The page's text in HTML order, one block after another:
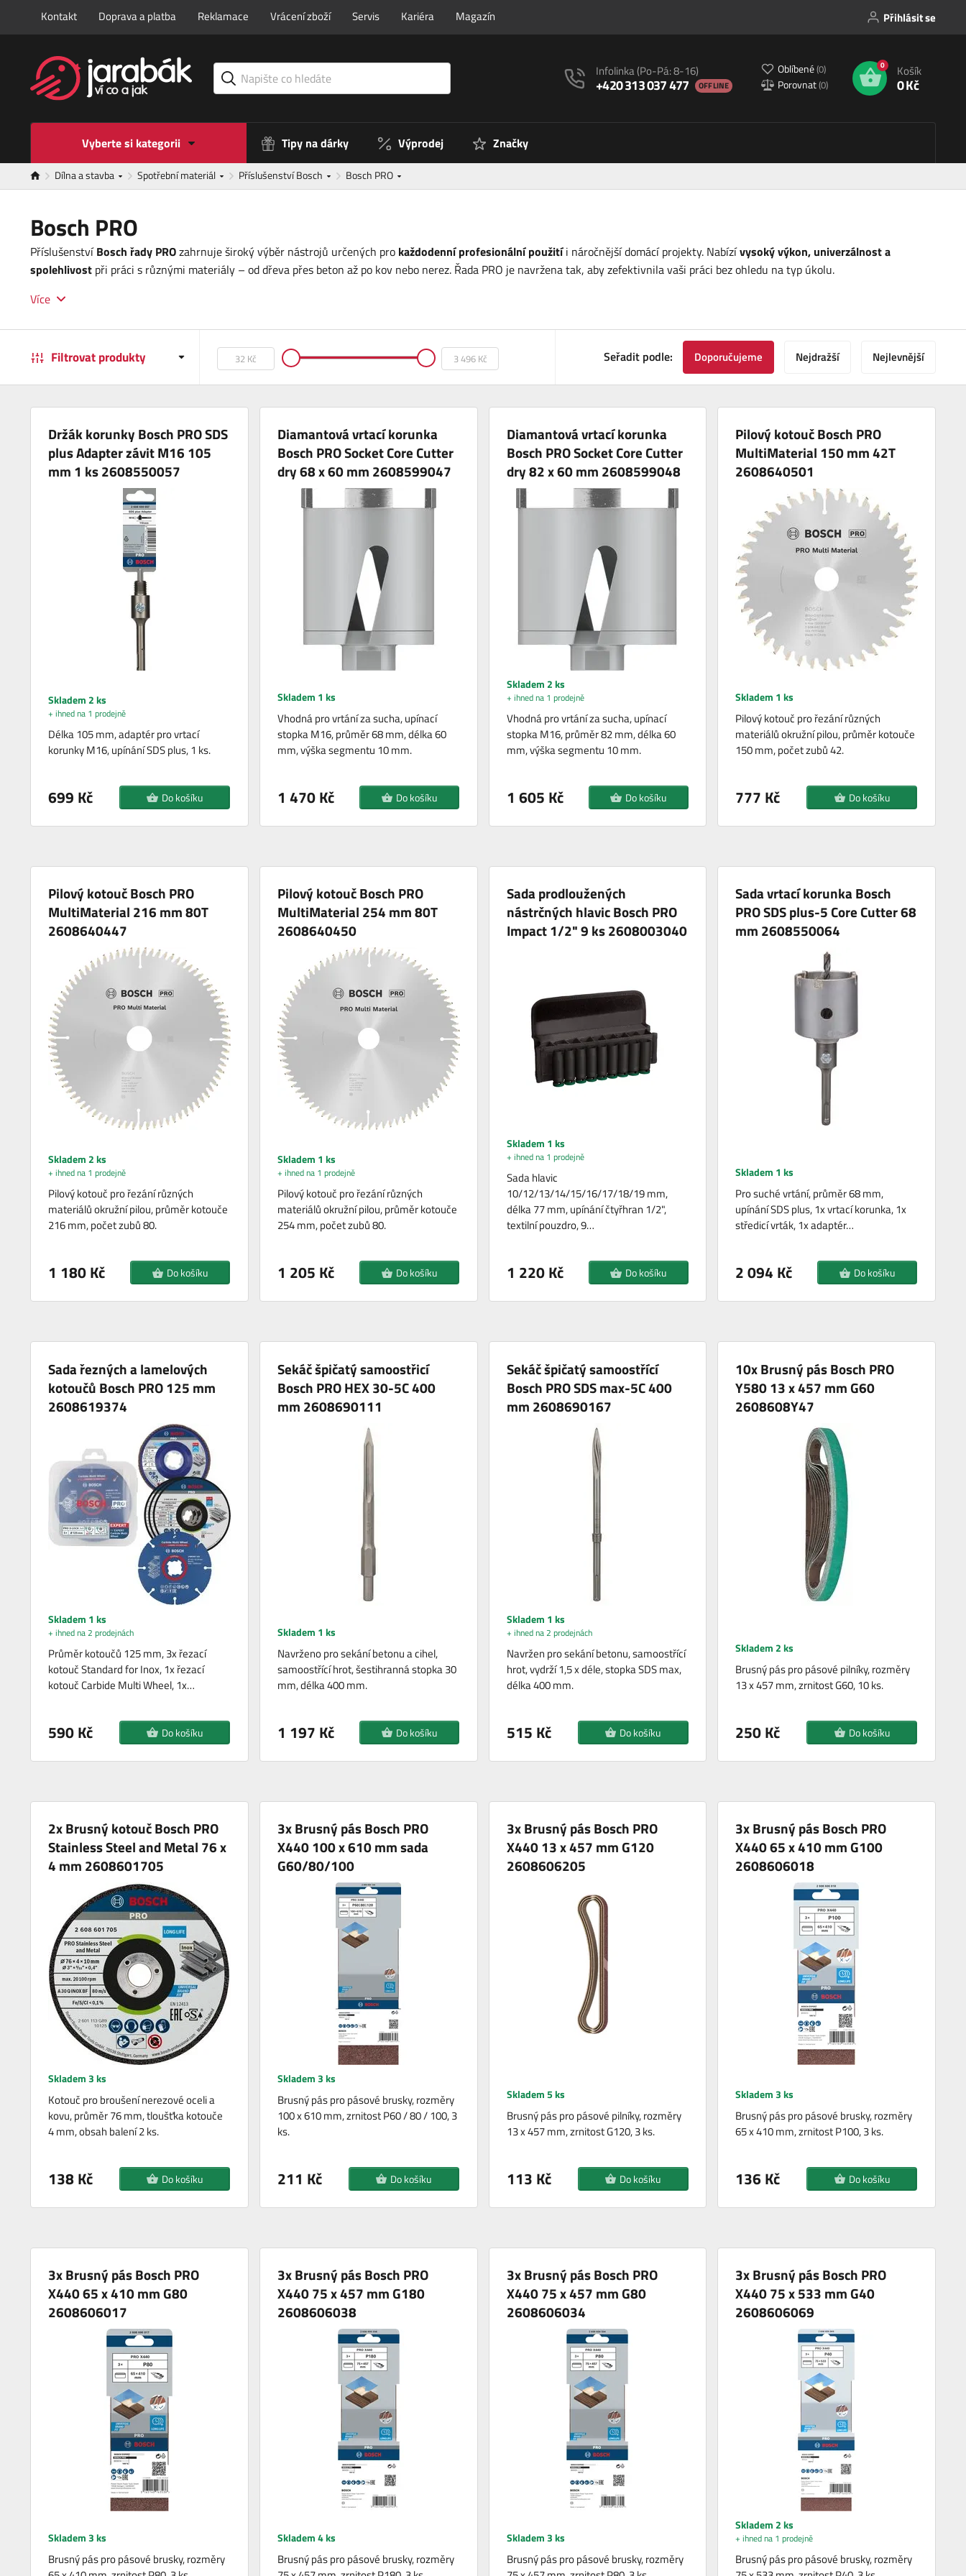
Kontakt Doprava a platba Reklamace Vrácení zboží Servis Kariéra Magazín Přihlásit se
Infolinka(Po-Pá: 8-16)
+420 313 037 477 OFFLINE
Oblíbené(0)
Porovnat(0)
0 Košík
0 Kč
Vyberte si kategorii Tipy na dárky Výprodej Značky
Dílna a stavba Spotřební materiál Příslušenství Bosch Bosch PRO
Bosch PRO
PříslušenstvíBosch řady PROzahrnuje široký výběr nástrojů určených pro každodenní profesionální použitíi náročnější domácí projekty. Nabízívysoký výkon, univerzálnost a
spolehlivost při práci s různými materiály – od dřeva přes beton až po kov nebo nerez. Řada PRO je navržena tak, aby zefektivnila vaši práci bez ohledu na typ úkolu.
Více
Filtrovat produkty Seřadit podle: Doporučujeme Nejdražší Nejlevnější
Držák korunky Bosch PRO SDS
plus Adapter závit M16 105
mm 1 ks 2608550057
Skladem 2 ks
+ ihned na 1 prodejně
Délka 105 mm, adaptér pro vrtací
korunky M16, upínání SDS plus, 1 ks.
699 Kč Do košíku
Diamantová vrtací korunka
Bosch PRO Socket Core Cutter
dry 68 x 60 mm 2608599047
Skladem 1 ks
Vhodná pro vrtání za sucha, upínací
stopka M16, průměr 68 mm, délka 60
mm, výška segmentu 10 mm.
1 470 Kč Do košíku
Diamantová vrtací korunka
Bosch PRO Socket Core Cutter
dry 82 x 60 mm 2608599048
Skladem 2 ks
+ ihned na 1 prodejně
Vhodná pro vrtání za sucha, upínací
stopka M16, průměr 82 mm, délka 60
mm, výška segmentu 10 mm.
1 605 Kč Do košíku
Pilový kotouč Bosch PRO
MultiMaterial 150 mm 42T
2608640501
Skladem 1 ks
Pilový kotouč pro řezání různých
materiálů okružní pilou, průměr kotouče
150 mm, počet zubů 42.
777 Kč Do košíku
Pilový kotouč Bosch PRO
MultiMaterial 216 mm 80T
2608640447
Skladem 2 ks
+ ihned na 1 prodejně
Pilový kotouč pro řezání různých
materiálů okružní pilou, průměr kotouče
216 mm, počet zubů 80.
1 180 Kč Do košíku
Pilový kotouč Bosch PRO
MultiMaterial 254 mm 80T
2608640450
Skladem 1 ks
+ ihned na 1 prodejně
Pilový kotouč pro řezání různých
materiálů okružní pilou, průměr kotouče
254 mm, počet zubů 80.
1 205 Kč Do košíku
Sada prodloužených
nástrčných hlavic Bosch PRO
Impact 1/2" 9 ks 2608003040
Skladem 1 ks
+ ihned na 1 prodejně
Sada hlavic
10/12/13/14/15/16/17/18/19 mm,
délka 77 mm, upínání čtyřhran 1/2",
textilní pouzdro, 9…
1 220 Kč Do košíku
Sada vrtací korunka Bosch
PRO SDS plus-5 Core Cutter 68
mm 2608550064
Skladem 1 ks
Pro suché vrtání, průměr 68 mm,
upínání SDS plus, 1x vrtací korunka, 1x
středicí vrták, 1x adaptér…
2 094 Kč Do košíku
Sada řezných a lamelových
kotoučů Bosch PRO 125 mm
2608619374
Skladem 1 ks
+ ihned na 2 prodejnách
Průměr kotoučů 125 mm, 3x řezací
kotouč Standard for Inox, 1x řezací
kotouč Carbide Multi Wheel, 1x…
590 Kč Do košíku
Sekáč špičatý samoostřicí
Bosch PRO HEX 30-5C 400
mm 2608690111
Skladem 1 ks
Navrženo pro sekání betonu a cihel,
samoostřící hrot, šestihranná stopka 30
mm, délka 400 mm.
1 197 Kč Do košíku
Sekáč špičatý samoostřící
Bosch PRO SDS max-5C 400
mm 2608690167
Skladem 1 ks
+ ihned na 2 prodejnách
Navržen pro sekání betonu, samoostřící
hrot, vydrží 1,5 x déle, stopka SDS max,
délka 400 mm.
515 Kč Do košíku
10x Brusný pás Bosch PRO
Y580 13 x 457 mm G60
2608608Y47
Skladem 2 ks
Brusný pás pro pásové pilníky, rozměry
13 x 457 mm, zrnitost G60, 10 ks.
250 Kč Do košíku
2x Brusný kotouč Bosch PRO
Stainless Steel and Metal 76 x
4 mm 2608601705
Skladem 3 ks
Kotouč pro broušení nerezové oceli a
kovu, průměr 76 mm, tloušťka kotouče
4 mm, obsah balení 2 ks.
138 Kč Do košíku
3x Brusný pás Bosch PRO
X440 100 x 610 mm sada
G60/80/100
Skladem 3 ks
Brusný pás pro pásové brusky, rozměry
100 x 610 mm, zrnitost P60 / 80 / 100, 3
ks.
211 Kč Do košíku
3x Brusný pás Bosch PRO
X440 13 x 457 mm G120
2608606205
Skladem 5 ks
Brusný pás pro pásové pilníky, rozměry
13 x 457 mm, zrnitost G120, 3 ks.
113 Kč Do košíku
3x Brusný pás Bosch PRO
X440 65 x 410 mm G100
2608606018
Skladem 3 ks
Brusný pás pro pásové brusky, rozměry
65 x 410 mm, zrnitost P100, 3 ks.
136 Kč Do košíku
3x Brusný pás Bosch PRO
X440 65 x 410 mm G80
2608606017
Skladem 3 ks
Brusný pás pro pásové brusky, rozměry
3x Brusný pás Bosch PRO
X440 75 x 457 mm G180
2608606038
Skladem 4 ks
Brusný pás pro pásové brusky, rozměry
3x Brusný pás Bosch PRO
X440 75 x 457 mm G80
2608606034
Skladem 3 ks
Brusný pás pro pásové brusky, rozměry
3x Brusný pás Bosch PRO
X440 75 x 533 mm G40
2608606069
Skladem 2 ks
+ ihned na 1 prodejně
Brusný pás pro pásové brusky, rozměry